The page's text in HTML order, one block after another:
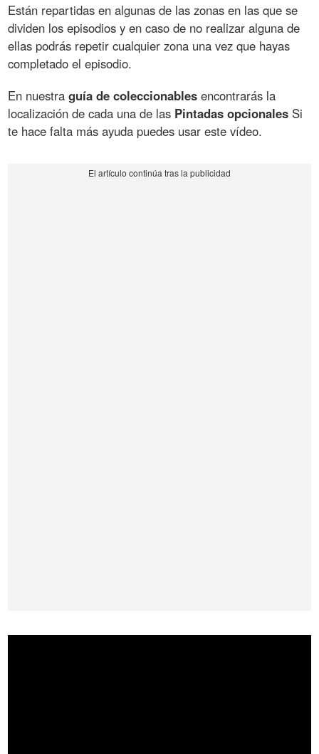
Están repartidas en algunas de las zonas en las que se
dividen los episodios y en caso de no realizar alguna de
ellas podrás repetir cualquier zona una vez que hayas
completado el episodio.
En nuestraguía de coleccionables encontrarás la
localización de cada una de las Pintadas opcionales Si
te hace falta más ayuda puedes usar este vídeo.